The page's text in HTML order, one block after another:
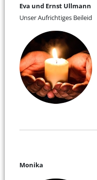
Eva und Ernst Ullmann
Unser Aufrichtiges Beileid
Monika